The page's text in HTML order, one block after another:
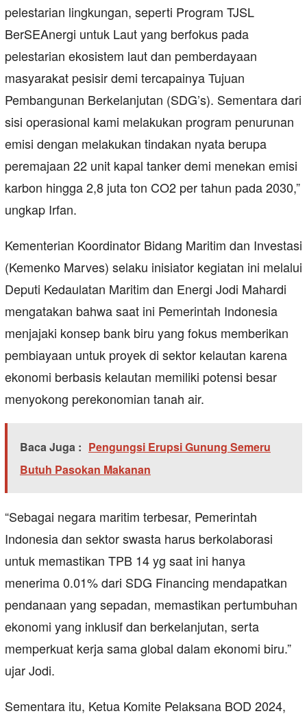
pelestarian lingkungan, seperti Program TJSL
BerSEAnergi untuk Laut yang berfokus pada
pelestarian ekosistem laut dan pemberdayaan
masyarakat pesisir demi tercapainya Tujuan
Pembangunan Berkelanjutan (SDG’s). Sementara dari
sisi operasional kami melakukan program penurunan
emisi dengan melakukan tindakan nyata berupa
peremajaan 22 unit kapal tanker demi menekan emisi
karbon hingga 2,8 juta ton CO2 per tahun pada 2030,”
ungkap Irfan.
Kementerian Koordinator Bidang Maritim dan Investasi
(Kemenko Marves) selaku inisiator kegiatan ini melalui
Deputi Kedaulatan Maritim dan Energi Jodi Mahardi
mengatakan bahwa saat ini Pemerintah Indonesia
menjajaki konsep bank biru yang fokus memberikan
pembiayaan untuk proyek di sektor kelautan karena
ekonomi berbasis kelautan memiliki potensi besar
menyokong perekonomian tanah air.
Baca Juga : Pengungsi Erupsi Gunung Semeru
Butuh Pasokan Makanan
“Sebagai negara maritim terbesar, Pemerintah
Indonesia dan sektor swasta harus berkolaborasi
untuk memastikan TPB 14 yg saat ini hanya
menerima 0.01% dari SDG Financing mendapatkan
pendanaan yang sepadan, memastikan pertumbuhan
ekonomi yang inklusif dan berkelanjutan, serta
memperkuat kerja sama global dalam ekonomi biru.”
ujar Jodi.
Sementara itu, Ketua Komite Pelaksana BOD 2024,